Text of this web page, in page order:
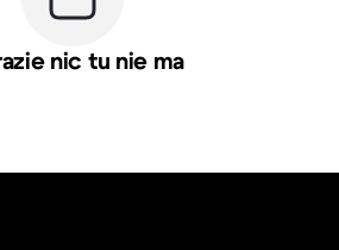
nic tu nie ma